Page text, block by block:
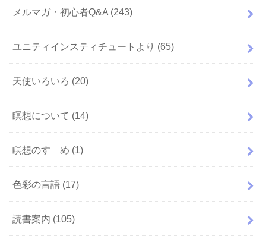
メルマガ・初心者Q&A (243)
ユニティインスティチュートより (65)
天使いろいろ (20)
瞑想について (14)
瞑想のすゝめ (1)
色彩の言語 (17)
読書案内 (105)